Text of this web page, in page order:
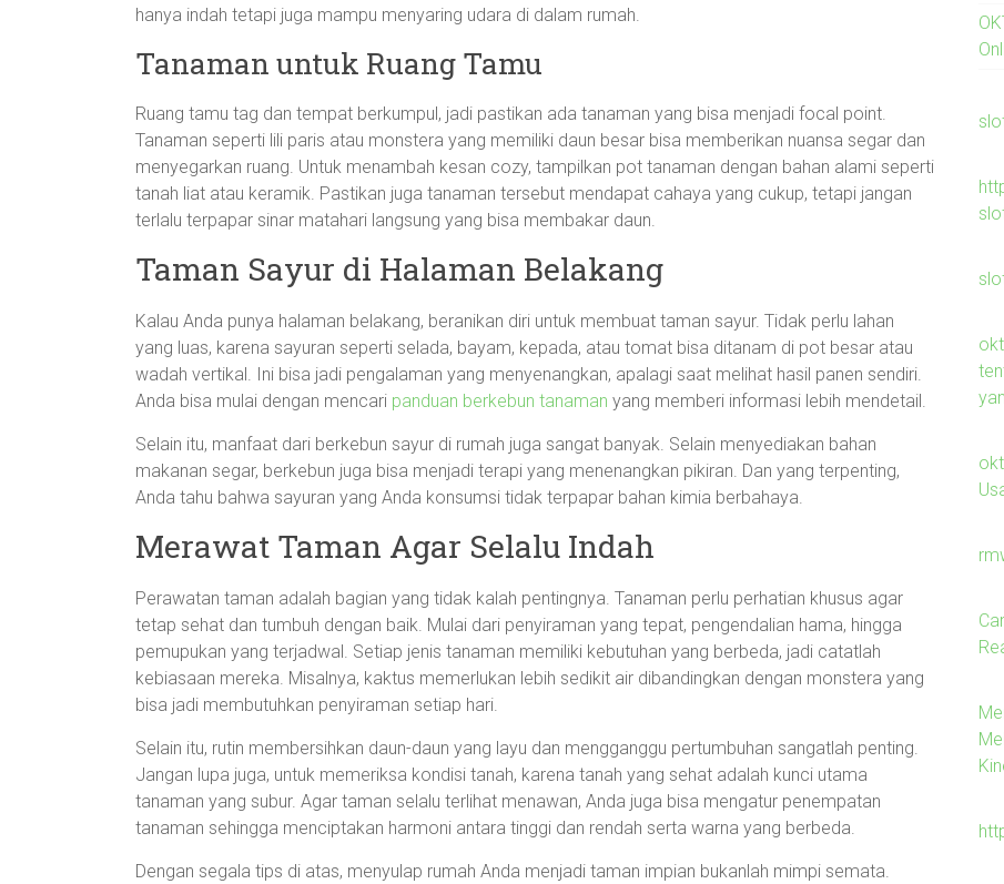
hanya indah tetapi juga mampu menyaring udara di dalam rumah.
Tanaman untuk Ruang Tamu
Ruang tamu tag dan tempat berkumpul, jadi pastikan ada tanaman yang bisa menjadi focal point.
Tanaman seperti lili paris atau monstera yang memiliki daun besar bisa memberikan nuansa segar dan
menyegarkan ruang. Untuk menambah kesan cozy, tampilkan pot tanaman dengan bahan alami seperti
tanah liat atau keramik. Pastikan juga tanaman tersebut mendapat cahaya yang cukup, tetapi jangan
terlalu terpapar sinar matahari langsung yang bisa membakar daun.
Taman Sayur di Halaman Belakang
Kalau Anda punya halaman belakang, beranikan diri untuk membuat taman sayur. Tidak perlu lahan
yang luas, karena sayuran seperti selada, bayam, kepada, atau tomat bisa ditanam di pot besar atau
wadah vertikal. Ini bisa jadi pengalaman yang menyenangkan, apalagi saat melihat hasil panen sendiri.
Anda bisa mulai dengan mencari panduan berkebun tanaman yang memberi informasi lebih mendetail.
Selain itu, manfaat dari berkebun sayur di rumah juga sangat banyak. Selain menyediakan bahan
makanan segar, berkebun juga bisa menjadi terapi yang menenangkan pikiran. Dan yang terpenting,
Anda tahu bahwa sayuran yang Anda konsumsi tidak terpapar bahan kimia berbahaya.
Merawat Taman Agar Selalu Indah
Perawatan taman adalah bagian yang tidak kalah pentingnya. Tanaman perlu perhatian khusus agar
tetap sehat dan tumbuh dengan baik. Mulai dari penyiraman yang tepat, pengendalian hama, hingga
pemupukan yang terjadwal. Setiap jenis tanaman memiliki kebutuhan yang berbeda, jadi catatlah
kebiasaan mereka. Misalnya, kaktus memerlukan lebih sedikit air dibandingkan dengan monstera yang
bisa jadi membutuhkan penyiraman setiap hari.
Selain itu, rutin membersihkan daun-daun yang layu dan mengganggu pertumbuhan sangatlah penting.
Jangan lupa juga, untuk memeriksa kondisi tanah, karena tanah yang sehat adalah kunci utama
tanaman yang subur. Agar taman selalu terlihat menawan, Anda juga bisa mengatur penempatan
tanaman sehingga menciptakan harmoni antara tinggi dan rendah serta warna yang berbeda.
Dengan segala tips di atas, menyulap rumah Anda menjadi taman impian bukanlah mimpi semata.